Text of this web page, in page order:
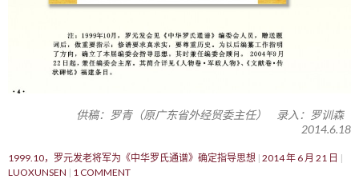
供稿：罗青（原广东省外经贸委主任） 录入：罗训森
2014.6.18
1999.10，罗元发老将军为《中华罗氏通谱》确定指导思想 2014 年 6 月 21 日
LUOXUNSEN
1 COMMENT